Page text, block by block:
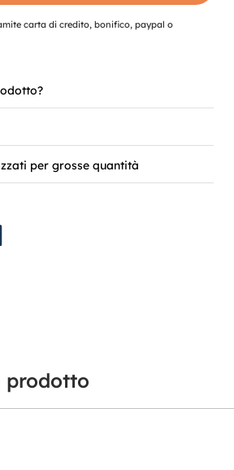
carta di credito, bonifico, paypal o
per grosse quantità
prodotto